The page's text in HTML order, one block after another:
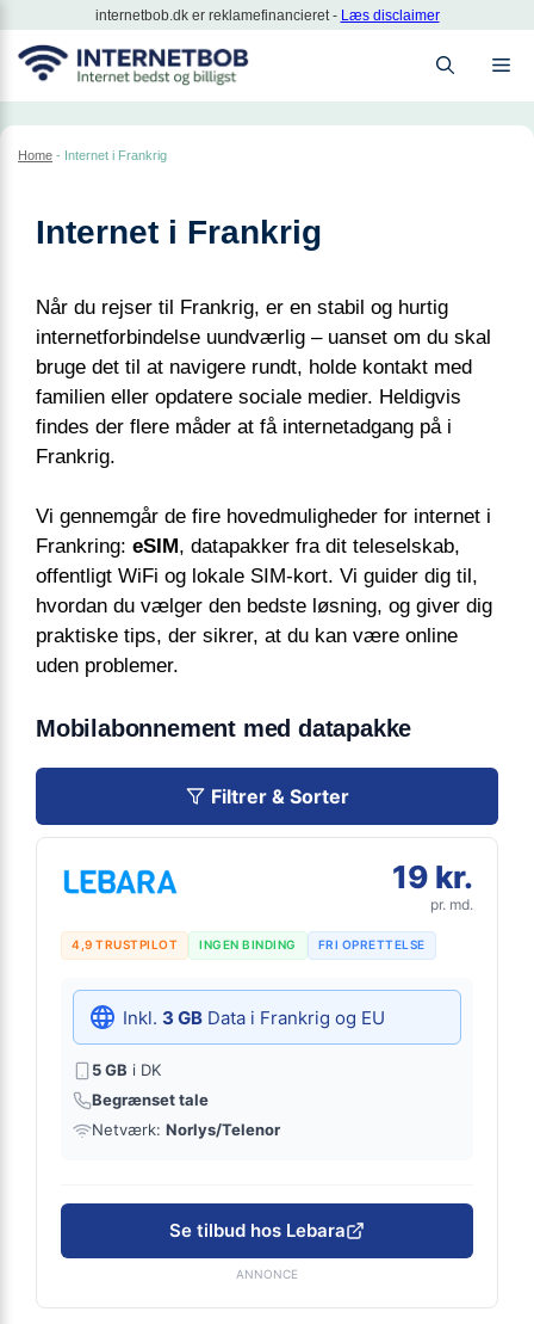
indhold
internetbob.dk er reklamefinancieret - Læs disclaimer
Home - Internet i Frankrig
Internet i Frankrig
Når du rejser til Frankrig, er en stabil og hurtig
internetforbindelse uundværlig – uanset om du skal
bruge det til at navigere rundt, holde kontakt med
familien eller opdatere sociale medier. Heldigvis
findes der flere måder at få internetadgang på i
Frankrig.
Vi gennemgår de fire hovedmuligheder for internet i
Frankring: eSIM, datapakker fra dit teleselskab,
offentligt WiFi og lokale SIM-kort. Vi guider dig til,
hvordan du vælger den bedste løsning, og giver dig
praktiske tips, der sikrer, at du kan være online
uden problemer.
Mobilabonnement med datapakke
Filtrer & Sorter
19 kr.
pr. md.
4,9 TRUSTPILOT INGEN BINDING FRI OPRETTELSE
Inkl. 3 GB Data i Frankrig og EU
5 GB i DK
Begrænset tale
Netværk: Norlys/Telenor
Se tilbud hos Lebara
ANNONCE